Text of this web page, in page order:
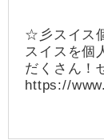
☆彡スイス
スイスを個
だくさん！
https://